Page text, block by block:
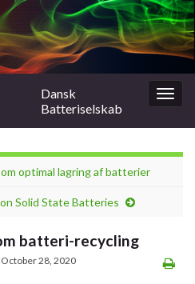
Dansk
Batteriselskab
optimal lagring af batterier
Solid State Batteries
batteri-recycling
October 28, 2020